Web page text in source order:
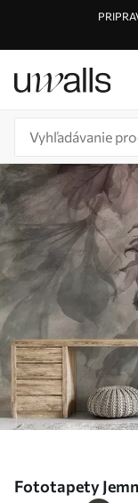
Fototapety